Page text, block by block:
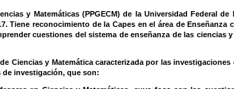
y Matemáticas (PPGECM) de la Universidad Federal
Tiene reconocimiento de la Capes en el área de
cuestiones del sistema de enseñanza de las ciencias
Ciencias y Matemática caracterizada por las
de investigación, que son: